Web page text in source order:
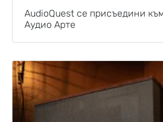
AudioQuest се присъедини
Аудио Арте